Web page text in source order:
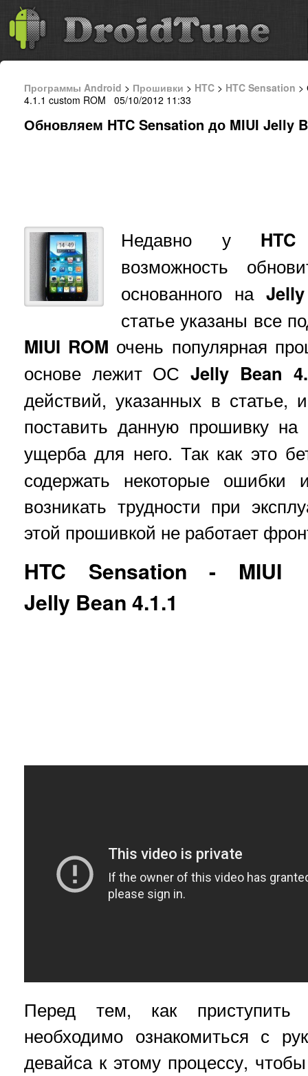
Программы Android > Прошивки > HTC > HTC Sensation >
4.1.1 custom ROM 05/10/2012 11:33
Обновляем HTC Sensation до MIUI Jelly
Недавно у
возможность
основанного на
статье указаны все
MIUI ROM очень популярная
основе лежит ОСJelly Bean
действий, указанных в
поставить данную прошивку
ущерба для него. Так как это
содержать некоторые ошибки
возникать трудности при
этой прошивкой не работает
HTC Sensation - MIUI
Jelly Bean 4.1.1
Перед тем, как приступить
необходимо ознакомиться с
девайса к этому процессу,